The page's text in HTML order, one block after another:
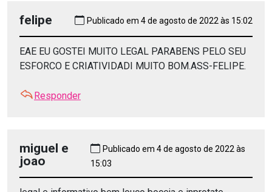
felipe Publicado em 4 de agosto de 2022 às 15:02
EAE EU GOSTEI MUITO LEGAL PARABENS PELO SEU
ESFORCO E CRIATIVIDADI MUITO BOM.ASS-FELIPE.
Responder
miguel e
joao
Publicado em 4 de agosto de 2022 às
15:03